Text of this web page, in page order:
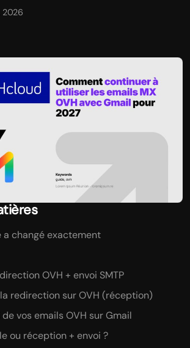
2026
a changé exactement
OVH + envoi SMTP
la redirection sur OVH (réception)
de vos emails OVH sur Gmail
ou réception + envoi ?